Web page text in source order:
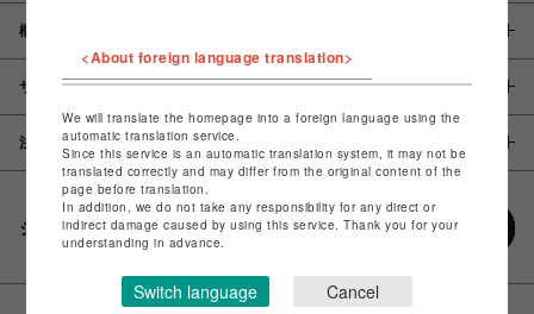
概要
サイズ
注意事項
シェアする
<About foreign language translation>
We will translate the homepage into a foreign language using the
automatic translation service.
Since this service is an automatic translation system, it may not be
translated correctly and may differ from the original content of the
page before translation.
In addition, we do not take any responsibility for any direct or
indirect damage caused by using this service. Thank you for your
understanding in advance.
Switch language Cancel